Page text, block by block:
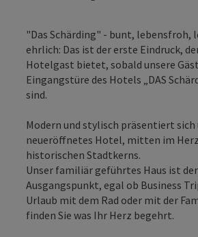
"Das Schärding" - bunt, lebensfroh,
ehrlich: Das ist der erste Eindruck,
Hotelgast bietet, sobald unsere
Eingangstüre des Hotels „DAS
sind.
Modern und stylisch präsentiert sich
neueröffnetes Hotel, mitten im
historischen Stadtkerns.
Unser familiär geführtes Haus ist
Ausgangspunkt, egal ob Business
Urlaub mit dem Rad oder mit der
finden Sie was Ihr Herz begehrt.